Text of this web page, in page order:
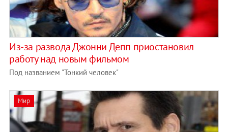
Из-за развода Джонни Депп приостановил
работу над новым фильмом
Под названием "Тонкий человек"
Мир